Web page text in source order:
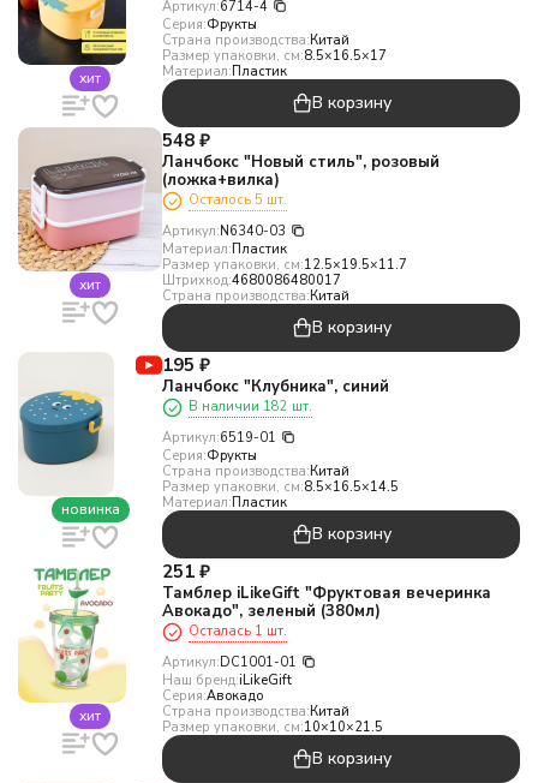
хит
Артикул:6714-4
Серия:Фрукты
Страна производства:Китай
Размер упаковки, см:8.5×16.5×17
Материал:Пластик
В корзину
хит
548 ₽
Ланчбокс "Новый стиль", розовый
(ложка+вилка)
Осталось 5 шт.
Артикул:N6340-03
Материал:Пластик
Размер упаковки, см:12.5×19.5×11.7
Штрихкод:4680086480017
Страна производства:Китай
В корзину
новинка
195 ₽
Ланчбокс "Клубника", синий
В наличии 182 шт.
Артикул:6519-01
Серия:Фрукты
Страна производства:Китай
Размер упаковки, см:8.5×16.5×14.5
Материал:Пластик
В корзину
хит
251 ₽
Тамблер iLikeGift "Фруктовая вечеринка
Авокадо", зеленый (380мл)
Осталась 1 шт.
Артикул:DC1001-01
Наш бренд:iLikeGift
Серия:Авокадо
Страна производства:Китай
Размер упаковки, см:10×10×21.5
В корзину